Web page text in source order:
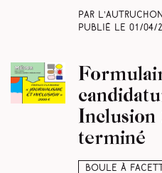
Par
Publié le 01/04/
Boule à
terminé